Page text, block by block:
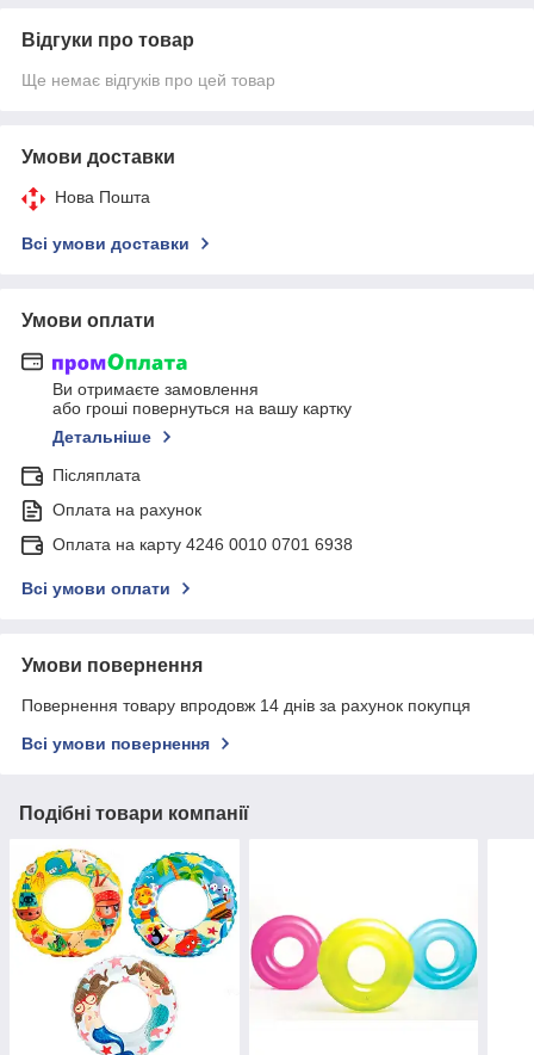
Відгуки про товар
Ще немає відгуків про цей товар
Умови доставки
Нова Пошта
Всі умови доставки
Умови оплати
Ви отримаєте замовлення
або гроші повернуться на вашу картку
Детальніше
Післяплата
Оплата на рахунок
Оплата на карту 4246 0010 0701 6938
Всі умови оплати
Умови повернення
Повернення товару впродовж 14 днів за рахунок покупця
Всі умови повернення
Подібні товари компанії